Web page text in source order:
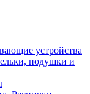
устройства
подушки и